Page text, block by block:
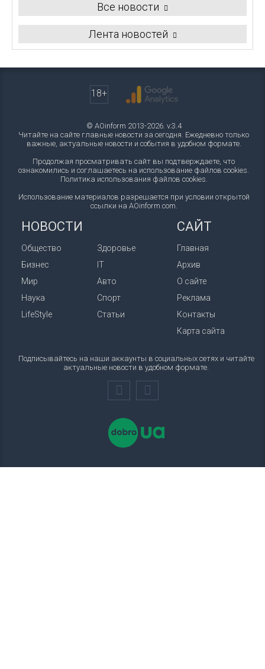
Все новости
Лента новостей
18+
© AOinform 2013-2026. v.3.4
Читайте на сайте главные новости за сегодня. Ежедневно только
важные, актуальные новости и события в удобном формате.
Продолжая просматривать сайт вы подтверждаете, что
ознакомились и соглашаетесь на использование файлов cookies.
Политика использования файлов cookies.
Использование материалов разрешается при условии открытой
ссылки на AOinform.com.
НОВОСТИ
Общество
Бизнес
Мир
Наука
LifeStyle
Здоровье
IT
Авто
Спорт
Статьи
САЙТ
Главная
Архив
О сайте
Реклама
Контакты
Карта сайта
Подписывайтесь на наши аккаунты в социальных сетях и читайте
актуальные новости в удобном формате.